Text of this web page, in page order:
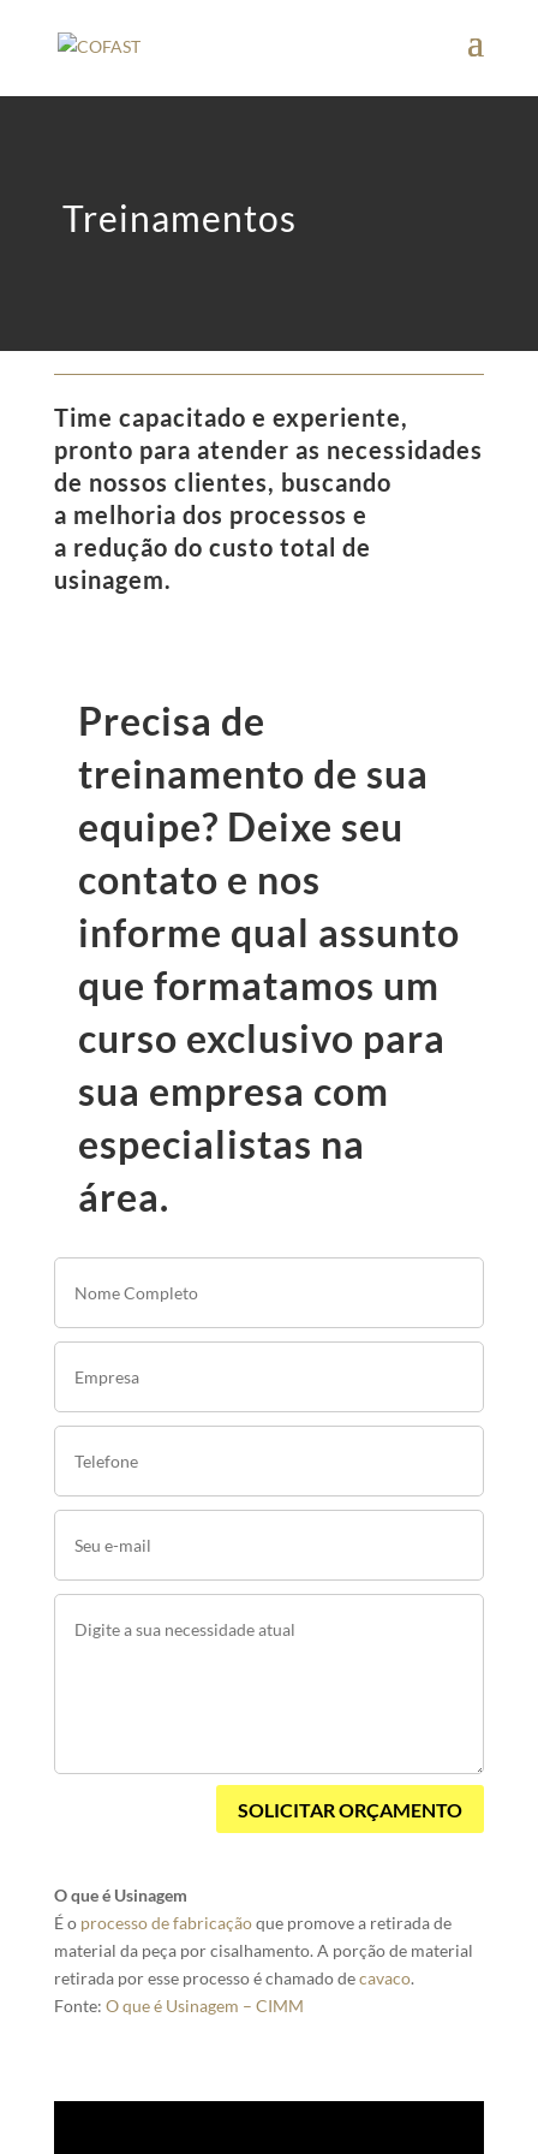
Treinamentos
Time capacitado e experiente,
pronto para atender as necessidades
de nossos clientes, buscando
a melhoria dos processos e
a redução do custo total de
usinagem.
Precisa de
treinamento de sua
equipe? Deixe seu
contato e nos
informe qual assunto
que formatamos um
curso exclusivo para
sua empresa com
especialistas na
área.
SOLICITAR ORÇAMENTO
O que é Usinagem
É o processo de fabricaçãoque promove a retirada de
material da peça por cisalhamento. A porção de material
retirada por esse processo é chamado decavaco.
Fonte: O que é Usinagem – CIMM